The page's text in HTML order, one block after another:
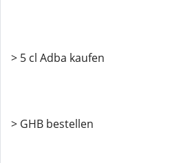
> 5 cl Adba kaufen
> GHB bestellen